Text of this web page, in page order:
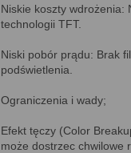
Niskie koszty wdrożenia:
technologii TFT.
Niski pobór prądu: Brak
podświetlenia.
Ograniczenia i wady;
Efekt tęczy (Color
może dostrzec chwilowe